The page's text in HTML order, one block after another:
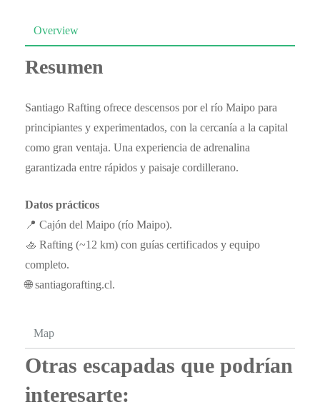
Overview
Map
Resumen
Santiago Rafting ofrece descensos por el río Maipo para
principiantes y experimentados, con la cercanía a la capital
como gran ventaja. Una experiencia de adrenalina
garantizada entre rápidos y paisaje cordillerano.
Datos prácticos
📍 Cajón del Maipo (río Maipo).
🚣 Rafting (~12 km) con guías certificados y equipo
completo.
🌐 santiagorafting.cl.
Otras escapadas que podrían
interesarte: